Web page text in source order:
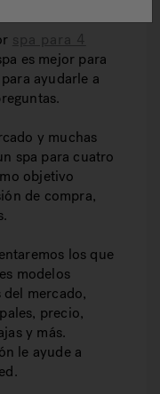
spa para 4
es mejor para
ayudarle a
y muchas
spa para cuatro
objetivo
de compra,
los que
modelos
mercado,
precio,
y más.
le ayude a